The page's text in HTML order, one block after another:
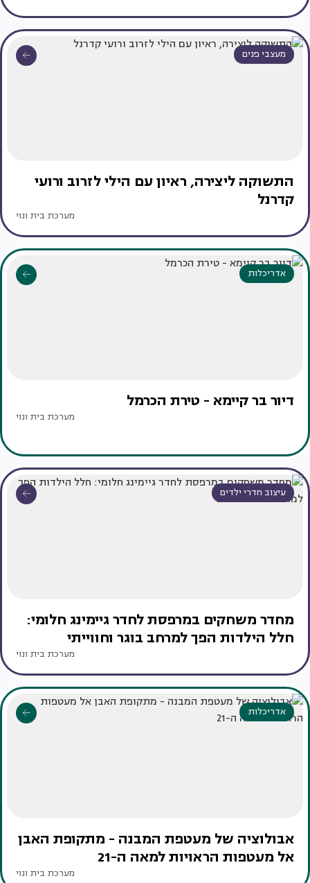
מעצבי פנים
התשוקה ליצירה, ראיון עם הילי לזרוב ורועי
קדרנל
מערכת בית ונוי
אדריכלות
דיור בר קיימא - טירת הכרמל
מערכת בית ונוי
עיצוב חדרי ילדים
מחדר משחקים במרפסת לחדר גיימינג חלומי:
חלל הילדות הפך למרחב בוגר וחווייתי
מערכת בית ונוי
אדריכלות
אבולוציה של מעטפת המבנה - מתקופת האבן
אל מעטפות הראויות למאה ה-21
מערכת בית ונוי